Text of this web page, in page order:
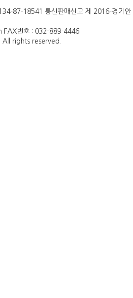
87-18541 통신판매신고 제 2016-경기안
FAX번호 : 032-889-4446
rights reserved.